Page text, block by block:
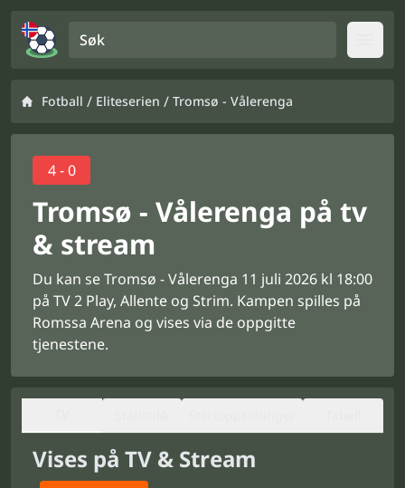
Fotball / Eliteserien / Tromsø - Vålerenga
4 - 0
Tromsø - Vålerenga på tv
& stream
Du kan se Tromsø - Vålerenga 11 juli 2026 kl 18:00
på TV 2 Play, Allente og Strim. Kampen spilles på
Romssa Arena og vises via de oppgitte
tjenestene.
Vises på TV & Stream